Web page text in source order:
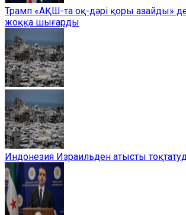
Трамп «АҚШ-та оқ-дәрі қоры азайды»
жоққа шығарды
Индонезия Израильден атысты